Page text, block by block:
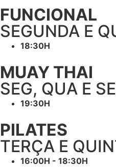
FUNCIONAL
SEGUNDA E
18:30H
MUAY THAI
SEG, QUA E
19:30H
PILATES
TERÇA E
16:00H - 18:30H